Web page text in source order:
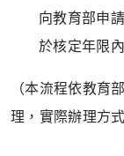
向教育部申
於核定年限
（本流程依教育
理，實際辦理方